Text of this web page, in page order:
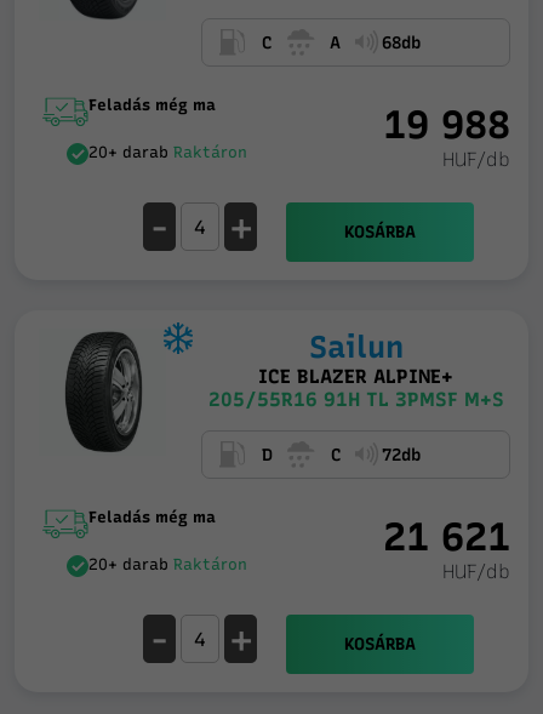
C A 68db
Feladás még ma
20+ darabRaktáron
19 988
HUF/db
- + KOSÁRBA
Sailun
ICE BLAZER ALPINE+
205/55R16 91H TL 3PMSF M+S
D C 72db
Feladás még ma
20+ darabRaktáron
21 621
HUF/db
- + KOSÁRBA